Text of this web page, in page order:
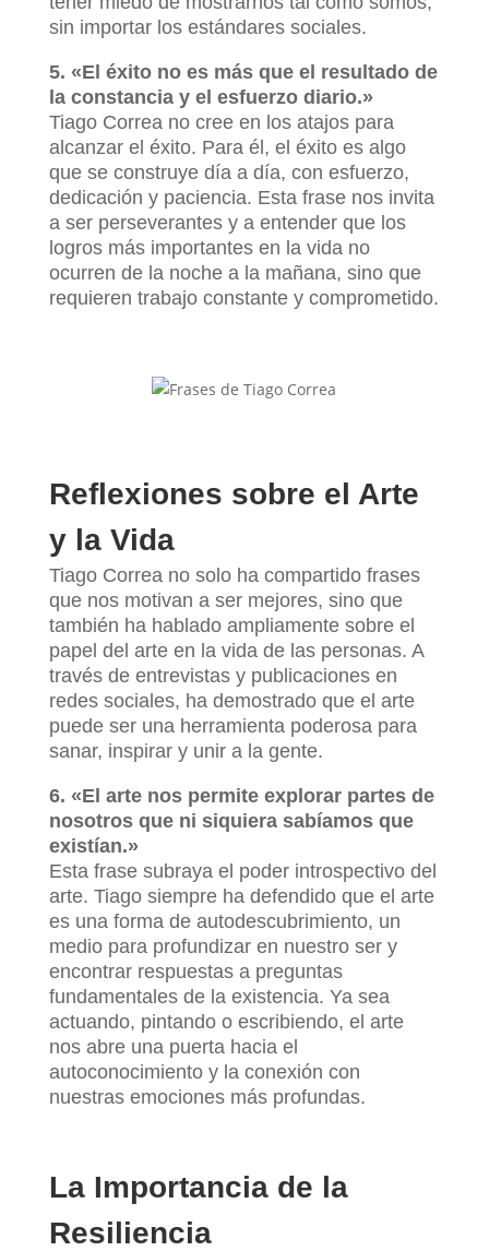
sin importar los estándares sociales.
5. «El éxito no es más que el resultado de
la constancia y el esfuerzo diario.»
Tiago Correa no cree en los atajos para
alcanzar el éxito. Para él, el éxito es algo
que se construye día a día, con esfuerzo,
dedicación y paciencia. Esta frase nos invita
a ser perseverantes y a entender que los
logros más importantes en la vida no
ocurren de la noche a la mañana, sino que
requieren trabajo constante y comprometido.
Reflexiones sobre el Arte
y la Vida
Tiago Correa no solo ha compartido frases
que nos motivan a ser mejores, sino que
también ha hablado ampliamente sobre el
papel del arte en la vida de las personas. A
través de entrevistas y publicaciones en
redes sociales, ha demostrado que el arte
puede ser una herramienta poderosa para
sanar, inspirar y unir a la gente.
6. «El arte nos permite explorar partes de
nosotros que ni siquiera sabíamos que
existían.»
Esta frase subraya el poder introspectivo del
arte. Tiago siempre ha defendido que el arte
es una forma de autodescubrimiento, un
medio para profundizar en nuestro ser y
encontrar respuestas a preguntas
fundamentales de la existencia. Ya sea
actuando, pintando o escribiendo, el arte
nos abre una puerta hacia el
autoconocimiento y la conexión con
nuestras emociones más profundas.
La Importancia de la
Resiliencia